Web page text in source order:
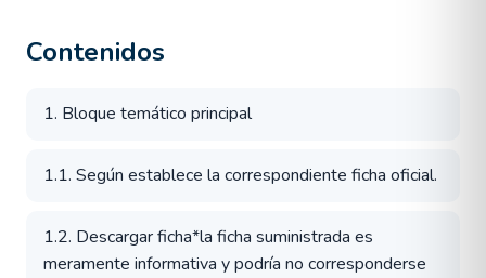
Contenidos
1. Bloque temático principal
1.1. Según establece la correspondiente ficha oficial.
1.2. Descargar ficha*la ficha suministrada es
meramente informativa y podría no corresponderse